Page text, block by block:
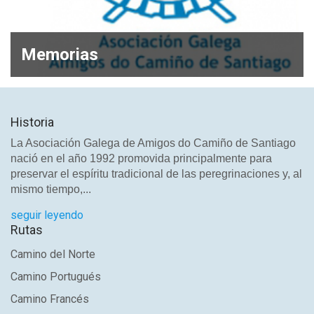
Memorias
Historia
La Asociación Galega de Amigos do Camiño de Santiago
nació en el año 1992 promovida principalmente para
preservar el espíritu tradicional de las peregrinaciones y, al
mismo tiempo,...
seguir leyendo
Rutas
Camino del Norte
Camino Portugués
Camino Francés